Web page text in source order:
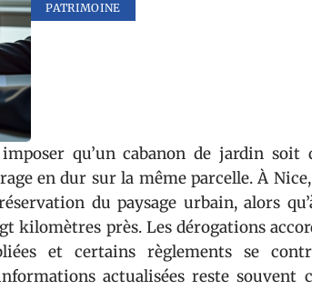
PATRIMOINE
qu’un cabanon de jardin soit
en dur sur la même parcelle. À
du paysage urbain, alors
kilomètres près. Les dérogations
et certains règlements se
actualisées reste souvent